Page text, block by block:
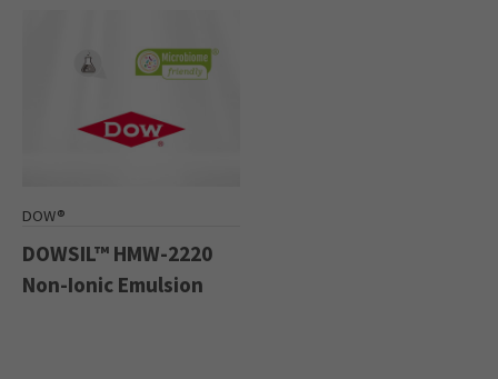
DOW®
DOWSIL™ HMW-2220
Non-Ionic Emulsion